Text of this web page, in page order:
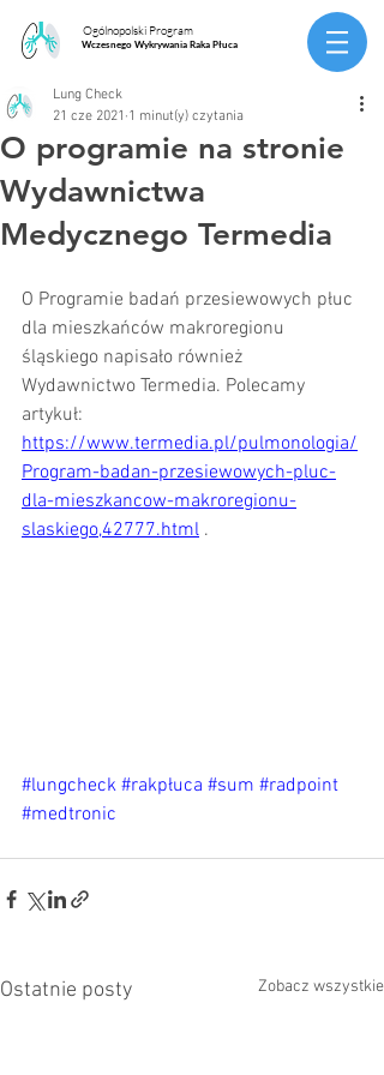
Ogólnopolski Program
Wczesnego Wykrywania Raka Płuca
O programie na stronie
Wydawnictwa
Medycznego Termedia
Lung Check
21 cze 2021 1 minut(y) czytania
O Programie badań przesiewowych płuc
dla mieszkańców makroregionu
śląskiego napisało również
Wydawnictwo Termedia. Polecamy
artykuł:
https://www.termedia.pl/pulmonologia/
Program-badan-przesiewowych-pluc-
dla-mieszkancow-makroregionu-
slaskiego,42777.html .
#lungcheck #rakpłuca #sum #radpoint
#medtronic
Ostatnie posty Zobacz wszystkie